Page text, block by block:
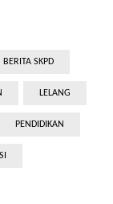
BERITA SKPD
LELANG
PENDIDIKAN